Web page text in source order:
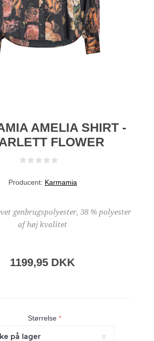
AMELIA SHIRT -
FLOWER
Producent: Karmamia
genbrugspolyester, 38 % polyester
af høj kvalitet
1199,95 DKK
Størrelse*